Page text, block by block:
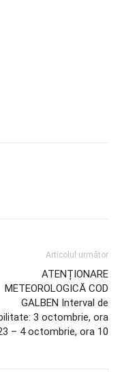
Articolul următor
ATENȚIONARE
METEOROLOGICĂ COD
GALBEN Interval de
3 octombrie, ora
– 4 octombrie, ora 10